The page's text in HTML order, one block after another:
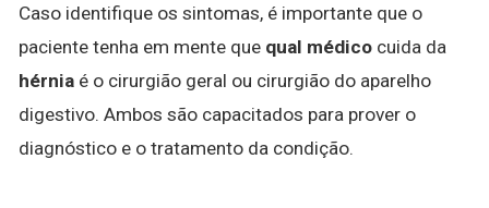
Caso identifique os sintomas, é importante que o
paciente tenha em mente que qual médico cuida da
hérnia é o cirurgião geral ou cirurgião do aparelho
digestivo. Ambos são capacitados para prover o
diagnóstico e o tratamento da condição.